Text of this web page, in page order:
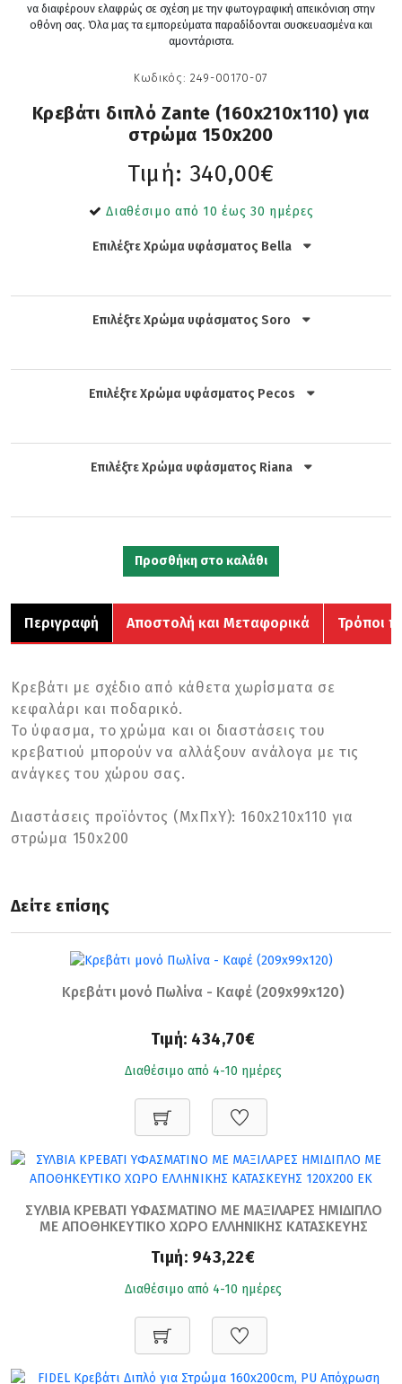
να διαφέρουν ελαφρώς σε σχέση με την φωτογραφική απεικόνιση στην
οθόνη σας. Όλα μας τα εμπορεύματα παραδίδονται συσκευασμένα και
αμοντάριστα.
Κωδικός:249-00170-07
Κρεβάτι διπλό Zante (160x210x110) για
στρώμα 150x200
Τιμή: 340,00€
Διαθέσιμο από 10 έως 30 ημέρες
Επιλέξτε Χρώμα υφάσματος Bella
Επιλέξτε Χρώμα υφάσματος Soro
Επιλέξτε Χρώμα υφάσματος Pecos
Επιλέξτε Χρώμα υφάσματος Riana
Προσθήκη στο καλάθι
Περιγραφή Αποστολή και Μεταφορικά Τρόποι
Κρεβάτι με σχέδιο από κάθετα χωρίσματα σε
κεφαλάρι και ποδαρικό.
Το ύφασμα, τo χρώμα και οι διαστάσεις του
κρεβατιού μπορούν να αλλάξουν ανάλογα με τις
ανάγκες του χώρου σας.
Διαστάσεις προϊόντος (ΜxΠxΥ): 160x210x110 για
στρώμα 150x200
Δείτε επίσης
Κρεβάτι μονό Πωλίνα - Καφέ (209x99x120)
Τιμή: 434,70€
Διαθέσιμο από 4-10 ημέρες
ΣΥΛΒΙΑ ΚΡΕΒΑΤΙ ΥΦΑΣΜΑΤΙΝΟ ΜΕ ΜΑΞΙΛΑΡΕΣ ΗΜΙΔΙΠΛΟ
ΜΕ ΑΠΟΘΗΚΕΥΤΙΚΟ ΧΩΡΟ ΕΛΛΗΝΙΚΗΣ ΚΑΤΑΣΚΕΥΗΣ
Τιμή: 943,22€
Διαθέσιμο από 4-10 ημέρες